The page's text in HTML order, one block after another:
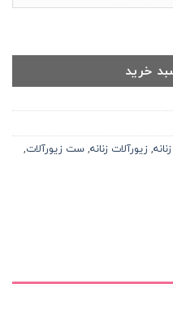
خرید
,زیورآلات زنانه,ست زیورآلات,